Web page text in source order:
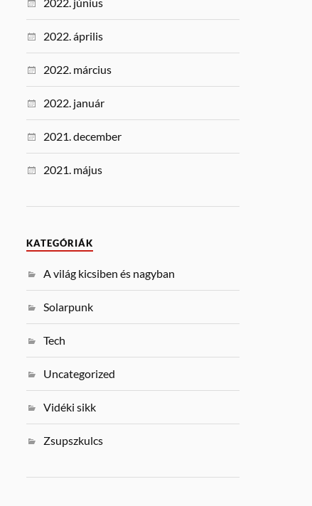
2022. április
2022. március
2022. január
2021. december
2021. május
KATEGÓRIÁK
A világ kicsiben és nagyban
Solarpunk
Tech
Uncategorized
Vidéki sikk
Zsupszkulcs